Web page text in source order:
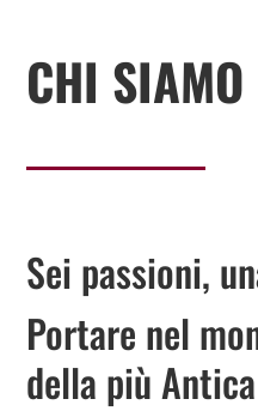
CHI SIAMO
Sei passioni,
Portare nel
della più